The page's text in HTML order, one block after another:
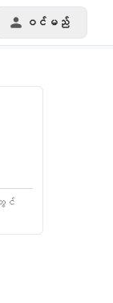
ဝင်မည်
တွင်